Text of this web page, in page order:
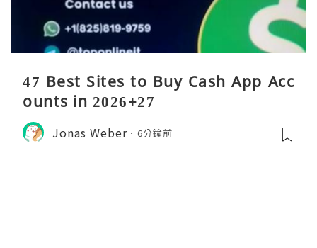
47 Best Sites to Buy Cash App Acc
ounts in 2026+27
Jonas Weber 6分鐘前